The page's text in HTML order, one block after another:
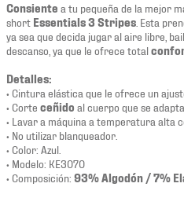
Consiente a tu pequeña de la mejor
short Essentials 3 Stripes . Esta
ya sea que decida jugar al aire libre,
descanso, ya que le ofrece total
Detalles:
• Cintura elástica que le ofrece un
• Corte ceñido al cuerpo que se
• Lavar a máquina a temperatura alta
• No utilizar blanqueador.
• Color: Azul.
• Modelo: KE3070
• Composición: 93% Algodón / 7%